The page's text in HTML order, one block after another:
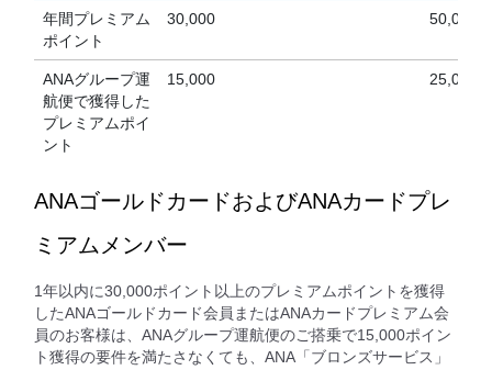
年間プレミアム
ポイント
30,000 50,000
ANAグループ運
航便で獲得した
プレミアムポイ
ント
15,000 25,000
ANAゴールドカードおよびANAカードプレ
ミアムメンバー
1年以内に30,000ポイント以上のプレミアムポイントを獲得
したANAゴールドカード会員またはANAカードプレミアム会
員のお客様は、ANAグループ運航便のご搭乗で15,000ポイン
ト獲得の要件を満たさなくても、ANA「ブロンズサービス」